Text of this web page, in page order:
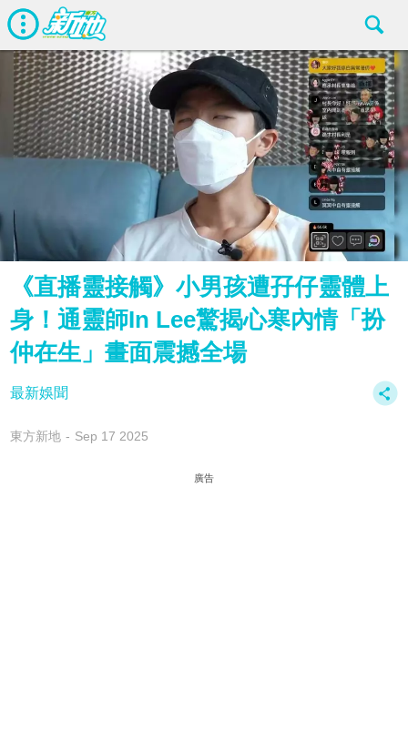
《直播靈接觸》小男孩遭孖仔靈體上
身！通靈師In Lee驚揭心寒內情「扮
仲在生」畫面震撼全場
最新娛聞
東方新地 Sep 17 2025
廣告